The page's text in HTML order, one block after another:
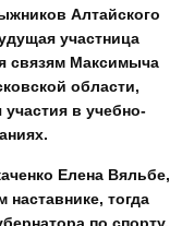
Алтайского
участница
связям Максимыча
области,
в учебно-
Елена Вяльбе,
тогда